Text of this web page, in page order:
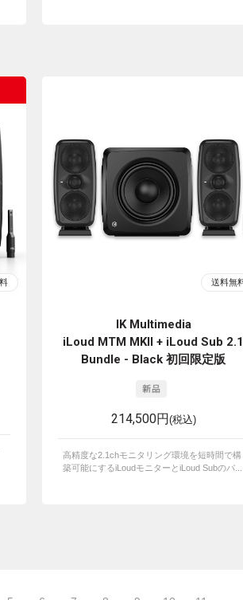
IK Multimedia
iLoud MTM MKII + iLoud Sub 2.1
Bundle - Black 初回限定版
214,500円(税込)
高精度な2.1chモニタリング環境を短時間で構
築可能にするiLoudモニターとiLoud Subのバ...